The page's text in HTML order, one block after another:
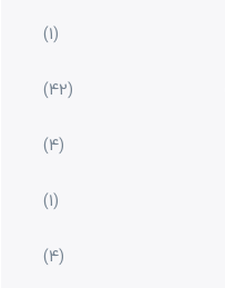
(1)
(42)
(4)
(1)
(4)